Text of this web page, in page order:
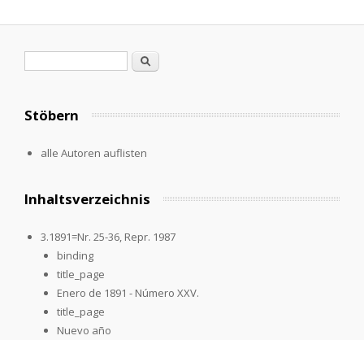
Search
Stöbern
alle Autoren auflisten
Inhaltsverzeichnis
3.1891=Nr. 25-36, Repr. 1987
binding
title_page
Enero de 1891 - Número XXV.
title_page
Nuevo año